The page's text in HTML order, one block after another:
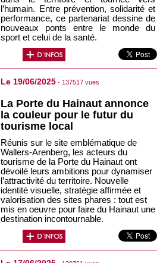
l’humain. Entre prévention, solidarité et
performance, ce partenariat dessine de
nouveaux ponts entre le monde du
sport et celui de la santé.
Le 19/06/2025 - 137517 vues
La Porte du Hainaut annonce
la couleur pour le futur du
tourisme local
Réunis sur le site emblématique de
Wallers-Arenberg, les acteurs du
tourisme de la Porte du Hainaut ont
dévoilé leurs ambitions pour dynamiser
l’attractivité du territoire. Nouvelle
identité visuelle, stratégie affirmée et
valorisation des sites phares : tout est
mis en oeuvre pour faire du Hainaut une
destination incontournable.